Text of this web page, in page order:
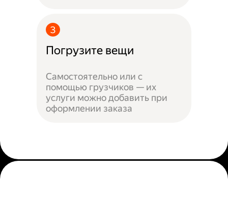
Погрузите вещи
Самостоятельно или с
помощью грузчиков — их
услуги можно добавить при
оформлении заказа